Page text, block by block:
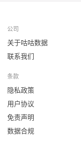
公司
关于咕咕数据
联系我们
条款
隐私政策
用户协议
免责声明
数据合规